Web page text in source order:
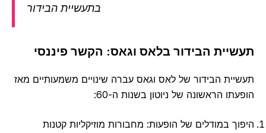
בתעשיית הבידור
הבידור בלאס וגאס: הקשר פיננסי
הבידור של לאס וגאס עברה שינויים משמעותיים מאז
הראשונה של ניוטון בשנות ה-60:
במודלים של הופעות: מחבורות מוזיקליות קטנות